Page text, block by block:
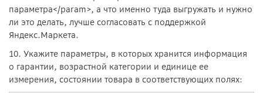
параметра</param>, а что именно туда выгружать и нужно
ли это делать, лучше согласовать с поддержкой
Яндекс.Маркета.
10. Укажите параметры, в которых хранится информация
о гарантии, возрастной категории и единице ее
измерения, состоянии товара в соответствующих полях: